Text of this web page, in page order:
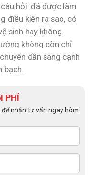
hỏi: đá được làm
điều kiện ra sao, có
sinh hay không.
không còn chỉ
dần sang cạnh
bạch.
PHÍ
nhận tư vấn ngay hôm